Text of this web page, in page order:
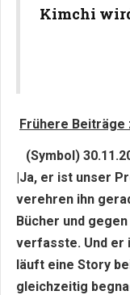
Kimchi
Frühere Beiträge
(Symbol)
|Ja, er ist unser
verehren ihn
Bücher und
verfasste. Und er
läuft eine Story
gleichzeitig